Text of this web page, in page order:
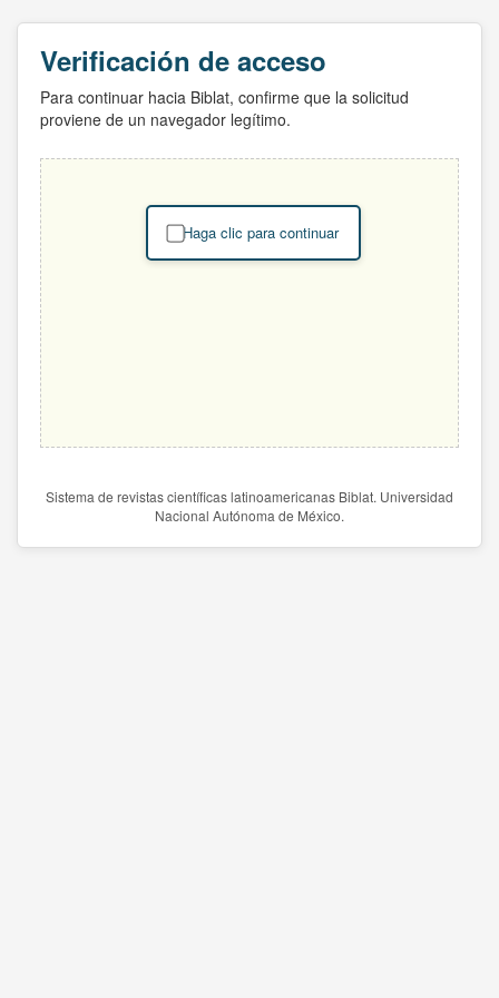
Verificación de acceso
Para continuar hacia Biblat, confirme que la solicitud
proviene de un navegador legítimo.
Haga clic para continuar
Sistema de revistas científicas latinoamericanas Biblat. Universidad
Nacional Autónoma de México.